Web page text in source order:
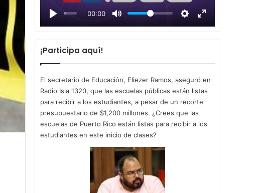
00:00
l
a
y
¡Participa aquí!
El secretario de Educación, Eliezer Ramos, aseguró en
Radio Isla 1320, que las escuelas públicas están listas
para recibir a los estudiantes, a pesar de un recorte
presupuestario de $1,200 millones. ¿Crees que las
escuelas de Puerto Rico están listas para recibir a los
estudiantes en este inicio de clases?